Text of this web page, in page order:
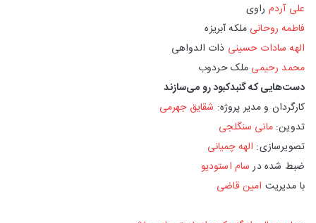
علی آردم راوی
فاطمه روحانی ملکه آبریزه
الهه سادات حسینی ذات الدواهی
محمد رحیمی ملک حردوب
دست‌هایی که گنبدکبود رو می‌سازند
کارگردان و مدیر پروژه: شقایق جهرمی
تدوین: مانی سنگلجی
تصویرسازی: الهه چمیانی
ضبط شده درسام استودیو
با مدیریت امین قاضی